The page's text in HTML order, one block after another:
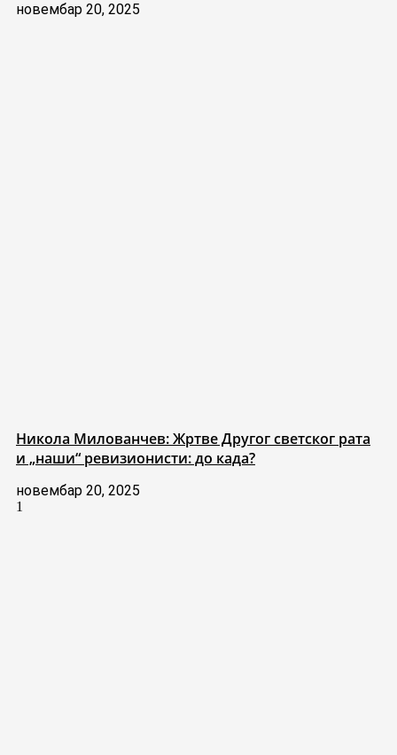
новембар 20, 2025
Никола Милованчев: Жртве Другог светског рата
и „наши“ ревизионисти: до када?
новембар 20, 2025